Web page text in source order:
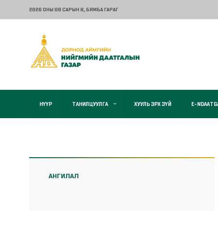
2026 ОНЫ 08 САРЫН 8, БЯМБА ГАРАГ
НҮҮР ТАНИЛЦУУЛГА ХУУЛЬ ЭРХ ЗҮЙ E-
АНГИЛАЛ